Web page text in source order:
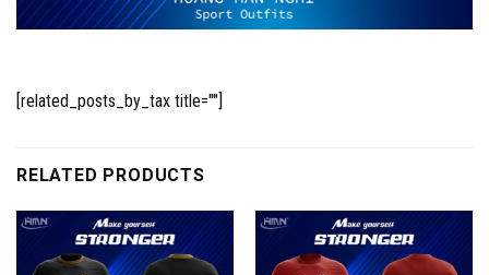
[related_posts_by_tax title=""]
RELATED PRODUCTS